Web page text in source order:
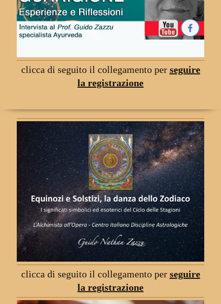
clicca di seguito il collegamento per seguire
la registrazione
clicca di seguito il collegamento per seguire
la registrazione